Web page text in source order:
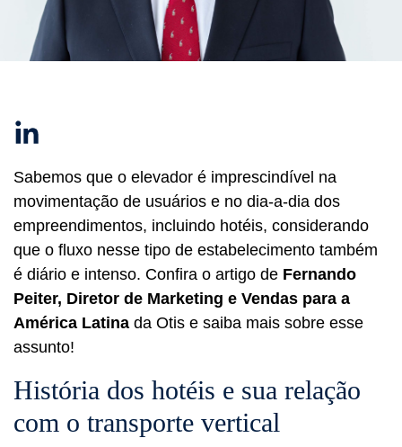
Linkedin
Sabemos que o elevador é imprescindível na
movimentação de usuários e no dia-a-dia dos
empreendimentos, incluindo hotéis, considerando
que o fluxo nesse tipo de estabelecimento também
é diário e intenso. Confira o artigo de Fernando
Peiter, Diretor de Marketing e Vendas para a
América Latina da Otis e saiba mais sobre esse
assunto!
História dos hotéis e sua relação
com o transporte vertical